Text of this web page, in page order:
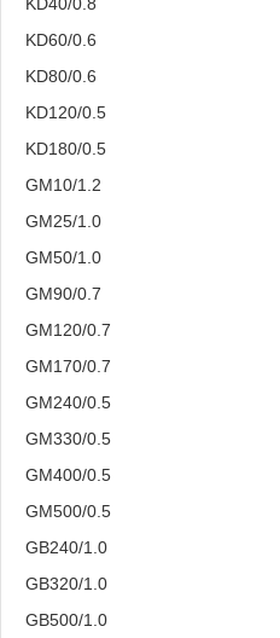
KD60/0.6
KD80/0.6
KD120/0.5
KD180/0.5
GM10/1.2
GM25/1.0
GM50/1.0
GM90/0.7
GM120/0.7
GM170/0.7
GM240/0.5
GM330/0.5
GM400/0.5
GM500/0.5
GB240/1.0
GB320/1.0
GB500/1.0